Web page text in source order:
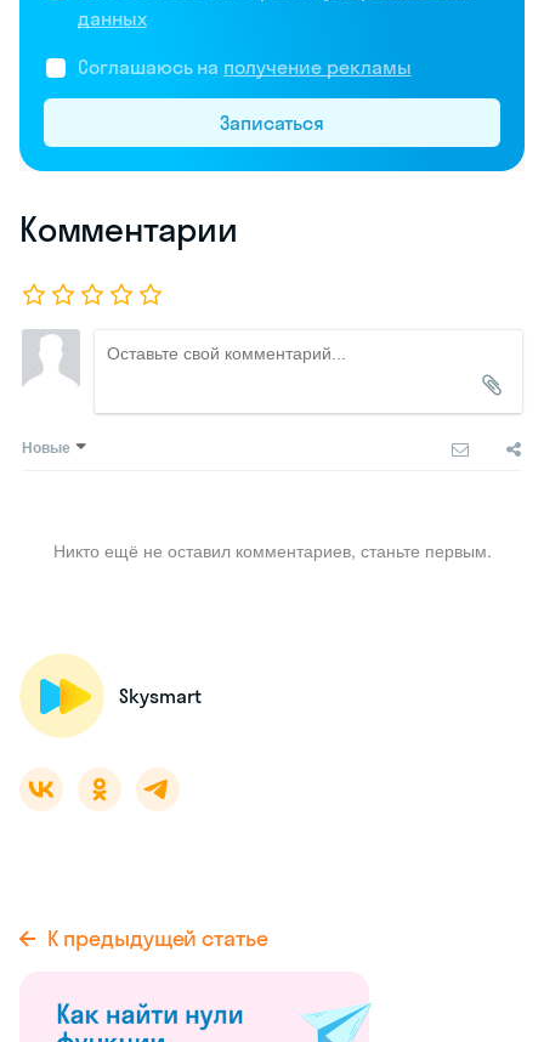
данных
Соглашаюсь на получение рекламы
Записаться
Комментарии
Новые
Никто ещё не оставил комментариев, станьте первым.
Skysmart
К предыдущей статье